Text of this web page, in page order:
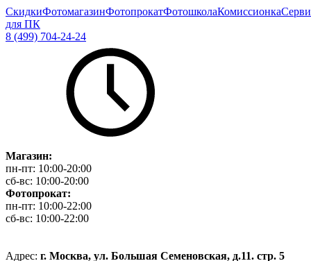
СкидкиФотомагазинФотопрокатФотошколаКомиссионка
для ПК
8 (499) 704-24-24
Магазин:
пн-пт: 10:00-20:00
сб-вс: 10:00-20:00
Фотопрокат:
пн-пт: 10:00-22:00
сб-вс: 10:00-22:00
Адрес: г. Москва, ул. Большая Семеновская, д.11. стр. 5